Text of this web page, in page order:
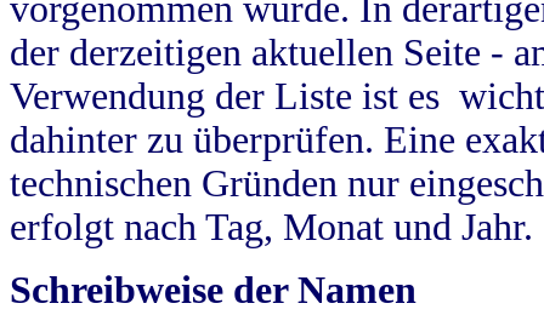
vorgenommen wurde. In
der derzeitigen aktuellen Seite -
Verwendung der Liste ist es
dahinter zu überprüfen. Eine
technischen Gründen nur
erfolgt nach Tag, Monat und Jahr.
Schreibweise der Namen